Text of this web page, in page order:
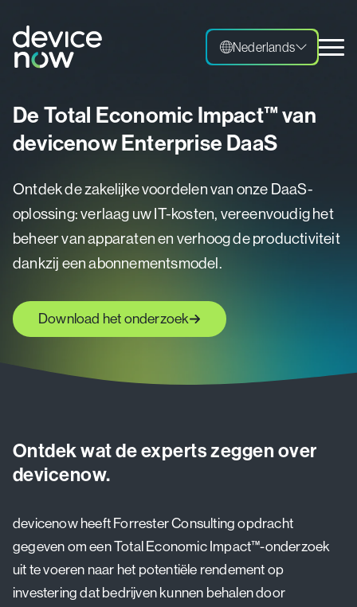
Nederlands
Nederlands
De Total Economic Impact™ van
devicenow Enterprise DaaS
Ontdek de zakelijke voordelen van onze DaaS-
oplossing: verlaag uw IT-kosten, vereenvoudig het
beheer van apparaten en verhoog de productiviteit
dankzij een abonnementsmodel.
Download het onderzoek
Ontdek wat de experts zeggen over
devicenow.
devicenow heeft Forrester Consulting opdracht
gegeven om een Total Economic Impact™-onderzoek
uit te voeren naar het potentiële rendement op
investering dat bedrijven kunnen behalen door